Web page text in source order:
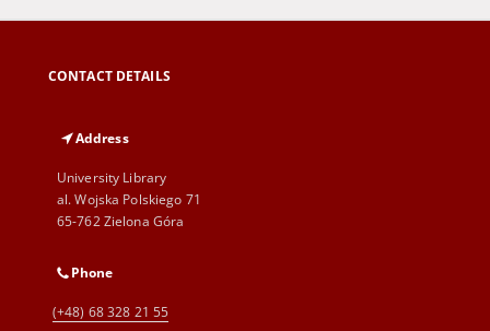
CONTACT DETAILS
Address
University Library
al. Wojska Polskiego 71
65-762 Zielona Góra
Phone
(+48) 68 328 21 55